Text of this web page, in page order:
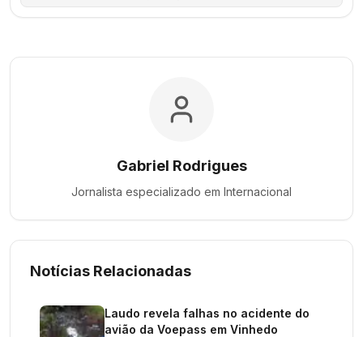
Gabriel Rodrigues
Jornalista especializado em Internacional
Notícias Relacionadas
Laudo revela falhas no acidente do
avião da Voepass em Vinhedo